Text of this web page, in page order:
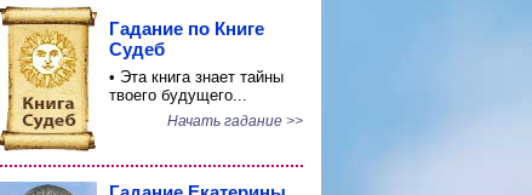
Гадание по Книге
Судеб
• Эта книга знает тайны
твоего будущего...
Начать гадание >>